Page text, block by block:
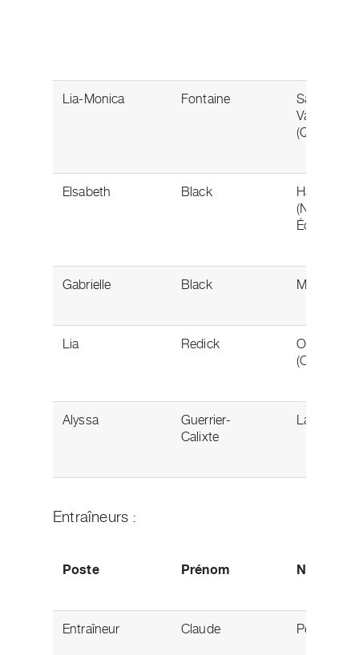
Lia-Monica Fontaine
Salaberry-
Valleyfield
(Québec)
Elsabeth Black
Halifax
(Nouvelle-
Écosse)
Gabrielle Black Milton
Lia Redick
Oakville
(Ontario)
Alyssa
Guerrier-
Calixte
Laval
Entraîneurs :
Poste Prénom Nom
Entraîneur Claude Pelletier